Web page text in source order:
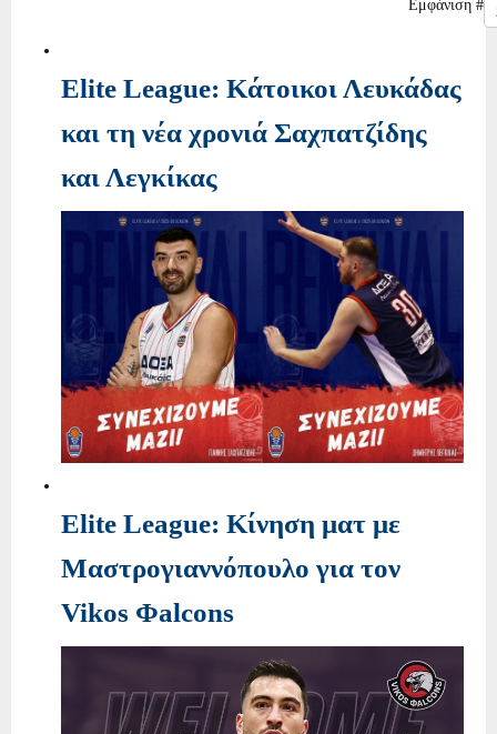
Εμφάνιση #
Elite League: Κάτοικοι Λευκάδας
και τη νέα χρονιά Σαχπατζίδης
και Λεγκίκας
Elite League: Κίνηση ματ με
Μαστρογιαννόπουλο για τον
Vikos Φalcons